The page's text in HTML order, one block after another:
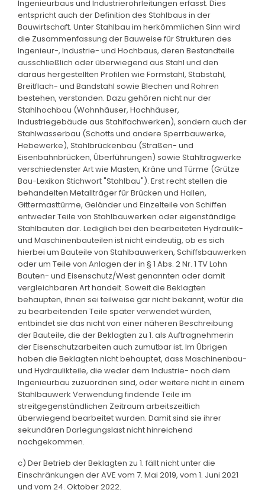
Ingenieurbaus und Industrierohrleitungen erfasst. Dies
entspricht auch der Definition des Stahlbaus in der
Bauwirtschaft. Unter Stahlbau im herkömmlichen Sinn wird
die Zusammenfassung der Bauweise für Strukturen des
Ingenieur-, Industrie- und Hochbaus, deren Bestandteile
ausschließlich oder überwiegend aus Stahl und den
daraus hergestellten Profilen wie Formstahl, Stabstahl,
Breitflach- und Bandstahl sowie Blechen und Rohren
bestehen, verstanden. Dazu gehören nicht nur der
Stahlhochbau (Wohnhäuser, Hochhäuser,
Industriegebäude aus Stahlfachwerken), sondern auch der
Stahlwasserbau (Schotts und andere Sperrbauwerke,
Hebewerke), Stahlbrückenbau (Straßen- und
Eisenbahnbrücken, Überführungen) sowie Stahltragwerke
verschiedenster Art wie Masten, Kräne und Türme (Grütze
Bau-Lexikon Stichwort "Stahlbau"). Erst recht stellen die
behandelten Metallträger für Brücken und Hallen,
Gittermasttürme, Geländer und Einzelteile von Schiffen
entweder Teile von Stahlbauwerken oder eigenständige
Stahlbauten dar. Lediglich bei den bearbeiteten Hydraulik-
und Maschinenbauteilen ist nicht eindeutig, ob es sich
hierbei um Bauteile von Stahlbauwerken, Schiffsbauwerken
oder um Teile von Anlagen der in § 1 Abs. 2 Nr. 1 TV Lohn
Bauten- und Eisenschutz/West genannten oder damit
vergleichbaren Art handelt. Soweit die Beklagten
behaupten, ihnen sei teilweise gar nicht bekannt, wofür die
zu bearbeitenden Teile später verwendet würden,
entbindet sie das nicht von einer näheren Beschreibung
der Bauteile, die der Beklagten zu 1. als Auftragnehmerin
der Eisenschutzarbeiten auch zumutbar ist. Im Übrigen
haben die Beklagten nicht behauptet, dass Maschinenbau-
und Hydraulikteile, die weder dem Industrie- noch dem
Ingenieurbau zuzuordnen sind, oder weitere nicht in einem
Stahlbauwerk Verwendung findende Teile im
streitgegenständlichen Zeitraum arbeitszeitlich
überwiegend bearbeitet wurden. Damit sind sie ihrer
sekundären Darlegungslast nicht hinreichend
nachgekommen.
c) Der Betrieb der Beklagten zu 1. fällt nicht unter die
Einschränkungen der AVE vom 7. Mai 2019, vom 1. Juni 2021
und vom 24. Oktober 2022.